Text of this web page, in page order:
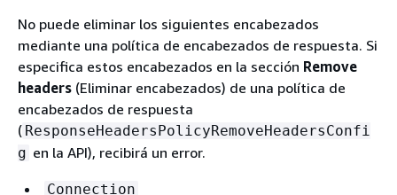
No puede eliminar los siguientes encabezados
mediante una política de encabezados de respuesta. Si
especifica estos encabezados en la sección Remove
headers (Eliminar encabezados) de una política de
encabezados de respuesta
( ResponseHeadersPolicyRemoveHeadersConfi
g en la API), recibirá un error.
Connection